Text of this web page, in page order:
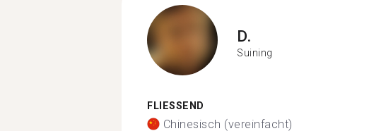
D.
Suining
FLIESSEND
Chinesisch (vereinfacht)